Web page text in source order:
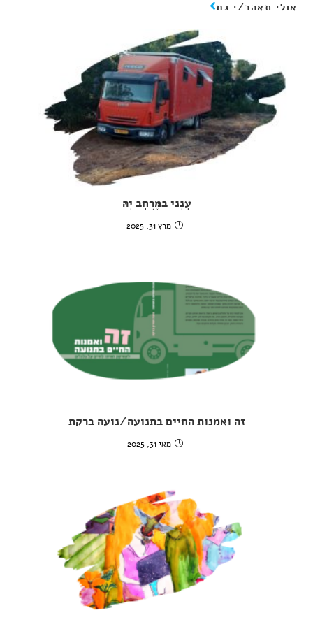
אולי תאהב/י גם
עָנָנִי בַמֶּרְחָב יָהּ
מרץ 31, 2025
זה ואמנות החיים בתנועה/נועה ברקת
מאי 31, 2025